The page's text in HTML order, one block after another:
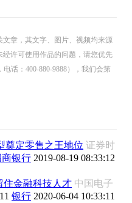
章，其文字、图片、视频均来源
许可使用作品的问题，请您优先
电话：400-880-9888），我们会第
奠定零售之王地位 证券时
商银行 2019-08-19 08:33:12
住金融科技人才 中国电子
银行 2020-06-04 10:33:11